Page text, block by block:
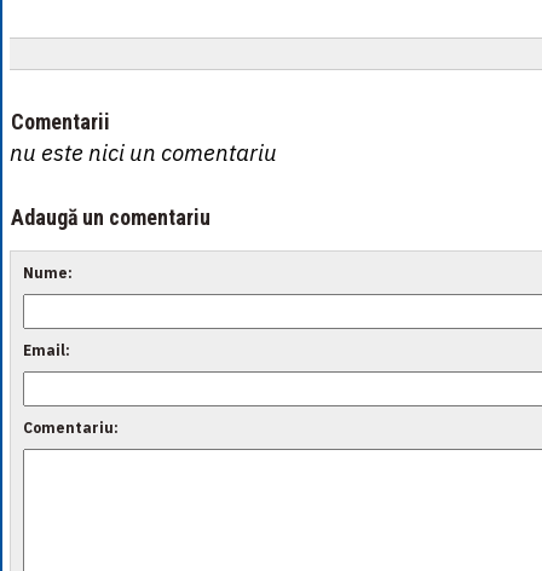
Comentarii
nu este nici un comentariu
Adaugă un comentariu
Nume:
Email:
Comentariu: